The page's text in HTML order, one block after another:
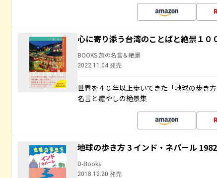
心に寄り添う台湾のことばと絶景１０
BOOKS 旅の名言＆絶景
2022.11.04 発売
世界を４０年以上歩いてきた「地球の歩き
名言と癒やしの絶景集
地球の歩き方 3 インド・ネパール
D-Books
2018.12.20 発売